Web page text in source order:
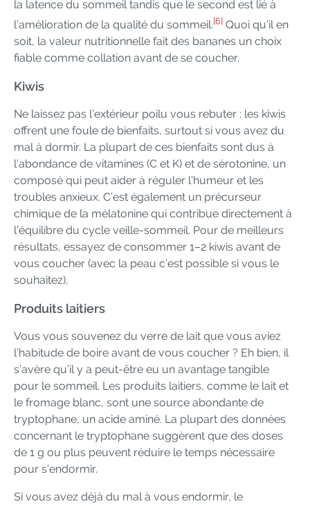
la latence du sommeil tandis que le second est lié à
l’amélioration de la qualité du sommeil.[6] Quoi qu’il en
soit, la valeur nutritionnelle fait des bananes un choix
fiable comme collation avant de se coucher.
Kiwis
Ne laissez pas l’extérieur poilu vous rebuter : les kiwis
offrent une foule de bienfaits, surtout si vous avez du
mal à dormir. La plupart de ces bienfaits sont dus à
l’abondance de vitamines (C et K) et de sérotonine, un
composé qui peut aider à réguler l’humeur et les
troubles anxieux. C’est également un précurseur
chimique de la mélatonine qui contribue directement à
l’équilibre du cycle veille-sommeil. Pour de meilleurs
résultats, essayez de consommer 1–2 kiwis avant de
vous coucher (avec la peau c’est possible si vous le
souhaitez).
Produits laitiers
Vous vous souvenez du verre de lait que vous aviez
l’habitude de boire avant de vous coucher ? Eh bien, il
s’avère qu’il y a peut-être eu un avantage tangible
pour le sommeil. Les produits laitiers, comme le lait et
le fromage blanc, sont une source abondante de
tryptophane, un acide aminé. La plupart des données
concernant le tryptophane suggèrent que des doses
de 1 g ou plus peuvent réduire le temps nécessaire
pour s’endormir.
Si vous avez déjà du mal à vous endormir, le